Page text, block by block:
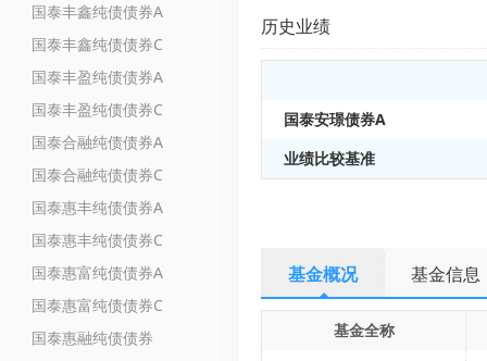
国泰丰鑫纯债债券A
国泰丰鑫纯债债券C
国泰丰盈纯债债券A
国泰丰盈纯债债券C
国泰合融纯债债券A
国泰合融纯债债券C
国泰惠丰纯债债券A
国泰惠丰纯债债券C
国泰惠富纯债债券A
国泰惠富纯债债券C
国泰惠融纯债债券
历史业绩
国泰安璟债券A
业绩比较基准
基金概况 基金信息
基金全称